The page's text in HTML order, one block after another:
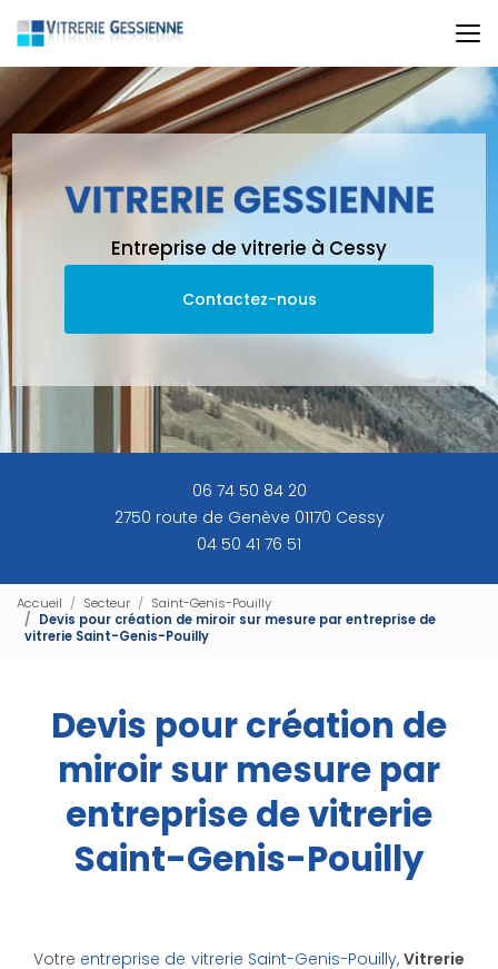
au
contenu
principal
Entreprise de vitrerie à Cessy
Contactez-nous
06 74 50 84 20
2750 route de Genève 01170 Cessy
04 50 41 76 51
Accueil Secteur
Saint-Genis-Pouilly
Devis pour création de miroir sur mesure par entreprise de
vitrerie Saint-Genis-Pouilly
Devis pour création de
miroir sur mesure par
entreprise de vitrerie
Saint-Genis-Pouilly
Votre entreprise de vitrerie Saint-Genis-Pouilly,Vitrerie